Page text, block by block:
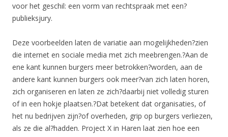
voor het geschil: een vorm van rechtspraak met een?
publieksjury.
Deze voorbeelden laten de variatie aan mogelijkheden?zien
die internet en sociale media met zich meebrengen.?Aan de
ene kant kunnen burgers meer betrokken?worden, aan de
andere kant kunnen burgers ook meer?van zich laten horen,
zich organiseren en laten ze zich?daarbij niet volledig sturen
of in een hokje plaatsen.?Dat betekent dat organisaties, of
het nu bedrijven zijn?of overheden, grip op burgers verliezen,
als ze die al?hadden. Project X in Haren laat zien hoe een